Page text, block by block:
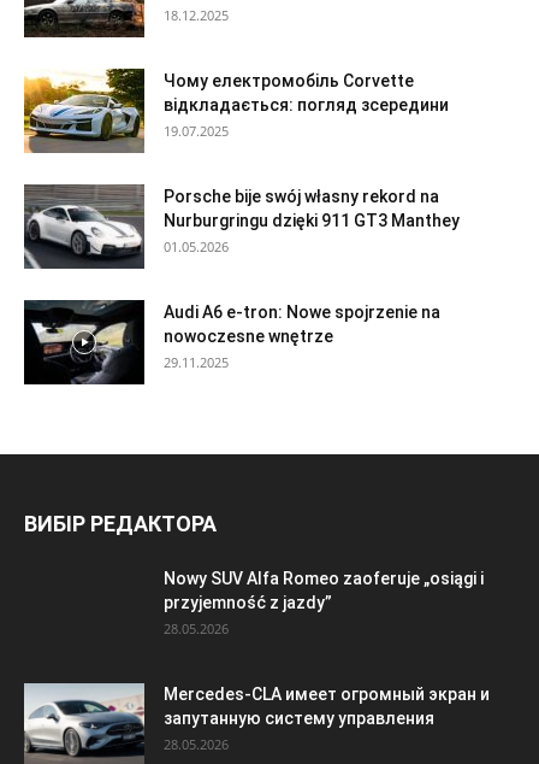
18.12.2025
Чому електромобіль Corvette
відкладається: погляд зсередини
19.07.2025
Porsche bije swój własny rekord na
Nurburgringu dzięki 911 GT3 Manthey
01.05.2026
Audi A6 e-tron: Nowe spojrzenie na
nowoczesne wnętrze
29.11.2025
ВИБІР РЕДАКТОРА
Nowy SUV Alfa Romeo zaoferuje „osiągi i
przyjemność z jazdy”
28.05.2026
Mercedes-CLA имеет огромный экран и
запутанную систему управления
28.05.2026